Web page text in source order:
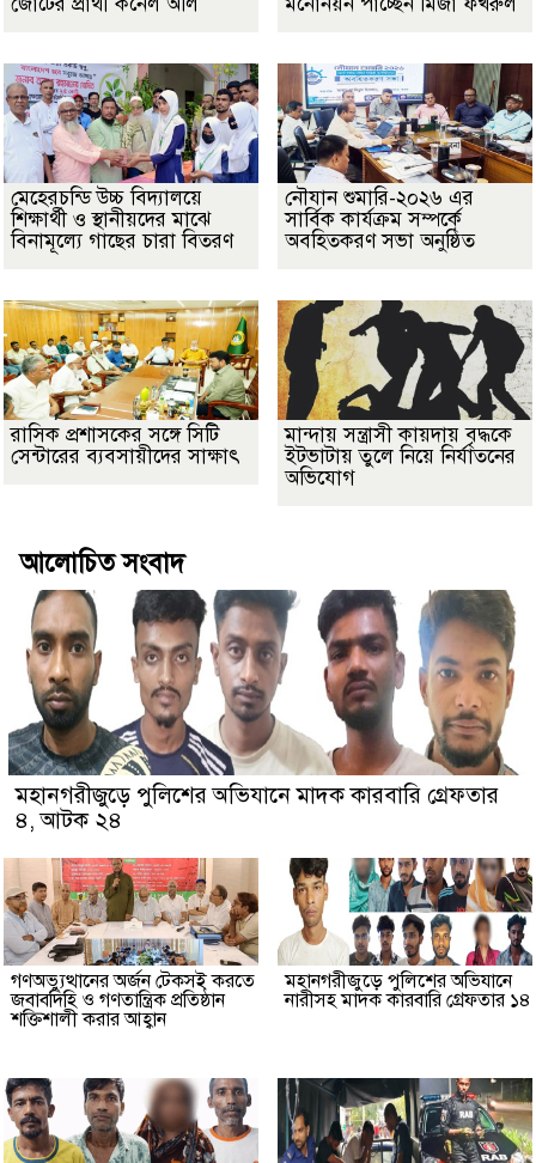
মেহেরচন্ডি উচ্চ বিদ্যালয়ে
শিক্ষার্থী ও স্থানীয়দের মাঝে
বিনামূল্যে গাছের চারা বিতরণ
নৌযান শুমারি-২০২৬ এর
সার্বিক কার্যক্রম সম্পর্কে
অবহিতকরণ সভা অনুষ্ঠিত
রাসিক প্রশাসকের সঙ্গে সিটি
সেন্টারের ব্যবসায়ীদের সাক্ষাৎ
মান্দায় সন্ত্রাসী কায়দায় বৃদ্ধকে
ইটভাটায় তুলে নিয়ে নির্যাতনের
অভিযোগ
আলোচিত সংবাদ
মহানগরীজুড়ে পুলিশের অভিযানে মাদক কারবারি গ্রেফতার
৪, আটক ২৪
গণঅভ্যুত্থানের অর্জন টেকসই করতে
জবাবদিহি ও গণতান্ত্রিক প্রতিষ্ঠান
শক্তিশালী করার আহ্বান
মহানগরীজুড়ে পুলিশের অভিযানে
নারীসহ মাদক কারবারি গ্রেফতার ১৪